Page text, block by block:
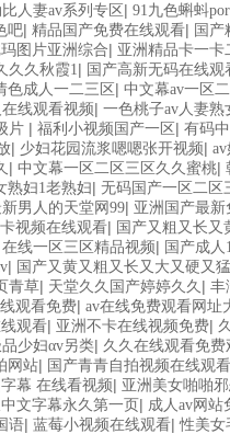
人妻av系列专区 | 91九色蝌蚪
吧| 精品国产免费在线观看| 国
图片亚洲综合| 亚洲精品卡一卡
久久秋霞1| 国产高新无码在线观
色成人一二三区 | 中文幕av一区
线观看视频| 一色桃子av人妻熟
片 | 福利小视频国产一区 | 有码
| 少妇花园流浆嗯嗯张开视频|
| 中文幕一区二区三区久久蜜桃|
熟妇1老熟妇| 无码国产一区二区
男人的天堂网99| 亚洲国产最新
视频在线观看| 国产又粗又长又
在线一区三区精品视频| 国产成
| 国产又黄又粗又长又大又硬又猛
青草| 天堂久久国产婷婷久久 | 丰
观看免费| av在线免费观看网址
观看| 亚洲不卡在线视频免费|
品少妇αv另类| 久久在线观看免费
网站| 国产青青自拍视频在线观
幕 在线看视频| 亚洲美女啪啪
文字幕永久第一页 | 成人av网站
语| 蓝莓小视频在线观看|性美女